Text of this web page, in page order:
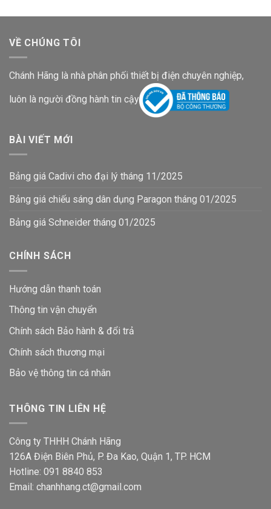
VỀ CHÚNG TÔI
Chánh Hãng là nhà phân phối thiết bị điện chuyên nghiệp,
luôn là người đồng hành tin cậy
BÀI VIẾT MỚI
Bảng giá Cadivi cho đại lý tháng 11/2025
Bảng giá chiếu sáng dân dụng Paragon tháng 01/2025
Bảng giá Schneider tháng 01/2025
CHÍNH SÁCH
Hướng dẫn thanh toán
Thông tin vận chuyển
Chính sách Bảo hành & đổi trả
Chính sách thương mại
Bảo vệ thông tin cá nhân
THÔNG TIN LIÊN HỆ
Công ty THHH Chánh Hãng
126A Điện Biên Phủ, P. Đa Kao, Quận 1, TP. HCM
Hotline: 091 8840 853
Email: chanhhang.ct@gmail.com